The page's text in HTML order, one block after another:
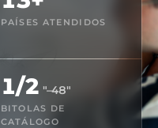
PAÍSES ATENDIDOS
1/2 "–48"
BITOLAS DE
CATÁLOGO